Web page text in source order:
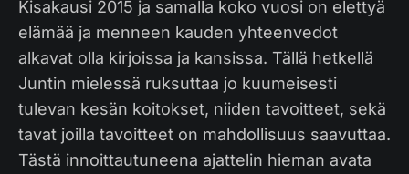
Kisakausi 2015 ja samalla koko vuosi on elettyä
elämää ja menneen kauden yhteenvedot
alkavat olla kirjoissa ja kansissa. Tällä hetkellä
Juntin mielessä ruksuttaa jo kuumeisesti
tulevan kesän koitokset, niiden tavoitteet, sekä
tavat joilla tavoitteet on mahdollisuus saavuttaa.
Tästä innoittautuneena ajattelin hieman avata